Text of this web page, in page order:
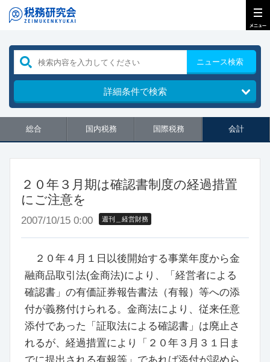
ニュース検索
詳細条件で検索
総合 国内税務 国際税務 会計
２０年３月期は確認書制度の経過措置
にご注意を
2007/10/15 0:00 週刊＿経営財務
２０年４月１日以後開始する事業年度から金
融商品取引法(金商法)により、「経営者による
確認書」の有価証券報告書法（有報）等への添
付が義務付けられる。金商法により、従来任意
添付であった「証取法による確認書」は廃止さ
れるが、経過措置により「２０年３月３１日ま